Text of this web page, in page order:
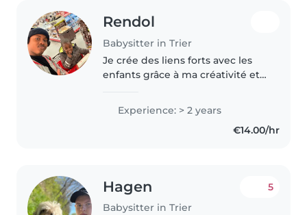
Rendol
Babysitter in Trier
Je crée des liens forts avec les
enfants grâce à ma créativité et
d'âge různémat, je parle
allemand, anglais et français...
Experience: > 2 years
€14.00/hr
Hagen
Babysitter in Trier
5